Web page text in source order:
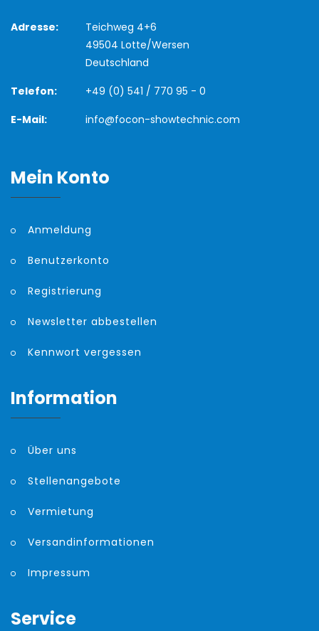
Adresse:
Teichweg 4+6
49504 Lotte/Wersen
Deutschland
Telefon:
+49 (0) 541 / 770 95 - 0
E-Mail:
info@focon-showtechnic.com
Mein Konto
Anmeldung
Benutzerkonto
Registrierung
Newsletter abbestellen
Kennwort vergessen
Information
Über uns
Stellenangebote
Vermietung
Versandinformationen
Impressum
Service